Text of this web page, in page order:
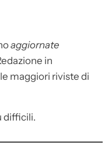
aggiornate
in
maggiori riviste di
difficili.